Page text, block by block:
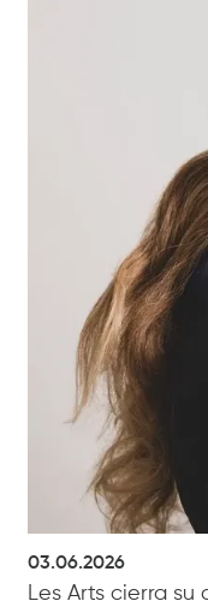
03.06.2026
Les Arts cierra